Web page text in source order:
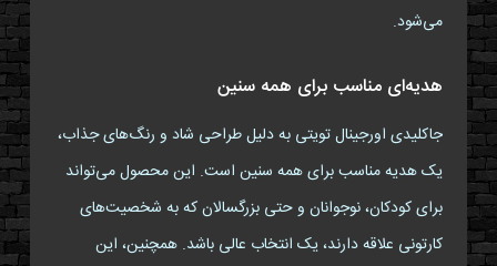
می‌شود.
هدیه‌ای مناسب برای همه سنین
جاکلیدی اورجینال تویتی به دلیل طراحی شاد و رنگ‌های جذاب،
یک هدیه مناسب برای همه سنین است. این محصول می‌تواند
برای کودکان، نوجوانان و حتی بزرگسالان که به شخصیت‌های
کارتونی علاقه دارند، یک انتخاب عالی باشد. همچنین، این